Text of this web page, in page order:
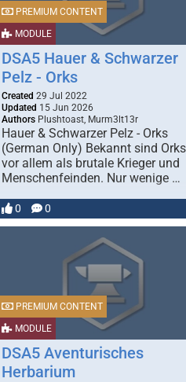
MODULE
PREMIUM CONTENT
DSA5 Hauer & Schwarzer
Pelz - Orks
Created 29 Jul 2022
Updated 15 Jun 2026
AuthorsPlushtoast, Murm3lt13r
Hauer & Schwarzer Pelz - Orks
(German Only) Bekannt sind Orks
vor allem als brutale Krieger und
Menschenfeinden. Nur wenige …
0 0
MODULE
PREMIUM CONTENT
DSA5 Aventurisches
Herbarium